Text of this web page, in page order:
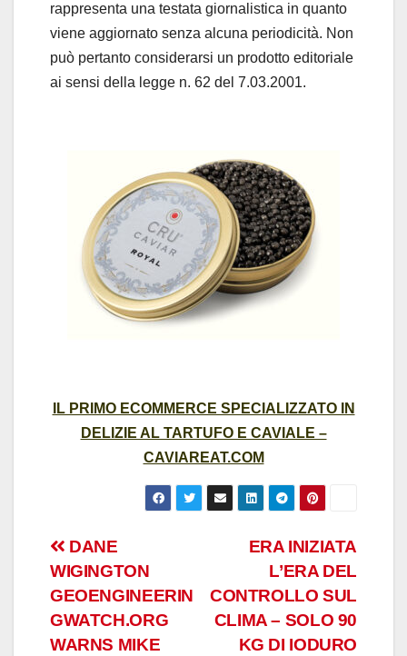
rappresenta una testata giornalistica in quanto
viene aggiornato senza alcuna periodicità. Non
può pertanto considerarsi un prodotto editoriale
ai sensi della legge n. 62 del 7.03.2001.
IL PRIMO ECOMMERCE SPECIALIZZATO IN
DELIZIE AL TARTUFO E CAVIALE –
CAVIAREAT.COM
Post
navigation
ERA INIZIATA
L’ERA DEL
CONTROLLO SUL
CLIMA – SOLO 90
KG DI IODURO
DANE
WIGINGTON
GEOENGINEERIN
GWATCH.ORG
WARNS MIKE